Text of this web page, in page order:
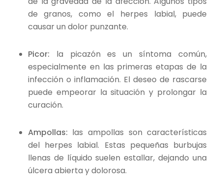
de granos, como el herpes labial, puede
causar un dolor punzante.
Picor: la picazón es un síntoma común,
especialmente en las primeras etapas de la
infección o inflamación. El deseo de rascarse
puede empeorar la situación y prolongar la
curación.
Ampollas: las ampollas son características
del herpes labial. Estas pequeñas burbujas
llenas de líquido suelen estallar, dejando una
úlcera abierta y dolorosa.